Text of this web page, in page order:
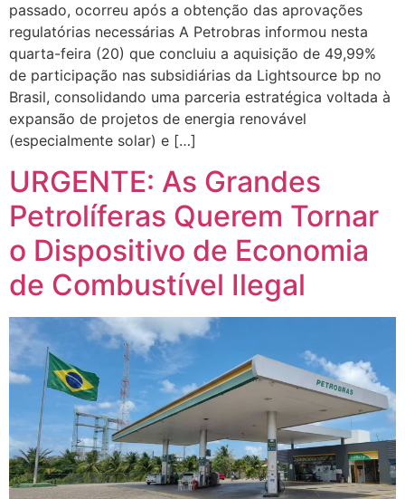
passado, ocorreu após a obtenção das aprovações
regulatórias necessárias A Petrobras informou nesta
quarta-feira (20) que concluiu a aquisição de 49,99%
de participação nas subsidiárias da Lightsource bp no
Brasil, consolidando uma parceria estratégica voltada à
expansão de projetos de energia renovável
(especialmente solar) e […]
URGENTE: As Grandes
Petrolíferas Querem Tornar
o Dispositivo de Economia
de Combustível Ilegal